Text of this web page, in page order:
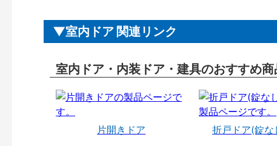
室内ドア 関連リンク
室内ドア・内装ドア・建具のおすすめ商
片開きドア 折戸ドア(錠な